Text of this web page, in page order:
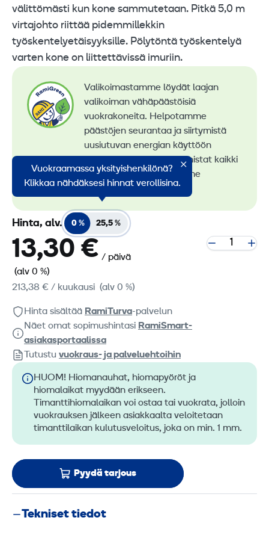
välittömästi kun kone sammutetaan. Pitkä 5,0 m
virtajohto riittää pidemmillekkin
työskentelyetäisyyksille. Pölytöntä työskentelyä
varten kone on liittettävissä imuriin.
Valikoimastamme löydät laajan
valikoiman vähäpäästöisiä
vuokrakoneita. Helpotamme
päästöjen seurantaa ja siirtymistä
uusiutuvan energian käyttöön
konevuokrauksessa. Tunnistat kaikki
vähäpäästöiset koneemme
RamiGreen-merkistä.
Vuokraamassa yksityishenkilönä?
Klikkaa nähdäksesi hinnat verollisina.
Hinta, alv. 0 % 25,5 %
13,30 € / päivä
(alv 0 %)
213,38 € / kuukausi (alv 0 %)
Hinta sisältää RamiTurva-palvelun
Näet omat sopimushintasi RamiSmart-
asiakasportaalissa
Tutustu vuokraus- ja palveluehtoihin
HUOM! Hiomanauhat, hiomapyöröt ja
hiomalaikat myydään erikseen.
Timanttihiomalaikan voi ostaa tai vuokrata, jolloin
vuokrauksen jälkeen asiakkaalta veloitetaan
timanttilaikan kulutusveloitus, joka on min. 1 mm.
Pyydä tarjous
Tekniset tiedot